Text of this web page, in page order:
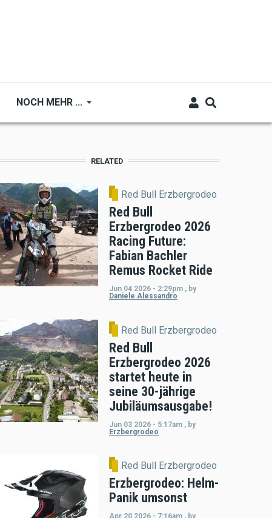
NOCH MEHR ...
RELATED
Red Bull Erzbergrodeo
Red Bull
Erzbergrodeo 2026
Racing Future:
Fabian Bachler
Remus Rocket Ride
Jun 04 2026 - 2:29pm , by
Daniele Alessandro
Red Bull Erzbergrodeo
Red Bull
Erzbergrodeo 2026
startet heute in
seine 30-jährige
Jubiläumsausgabe!
Jun 03 2026 - 5:17am , by
Erzbergrodeo
Red Bull Erzbergrodeo
Erzbergrodeo: Helm-
Panik umsonst
Apr 20 2026 - 7:16am , by